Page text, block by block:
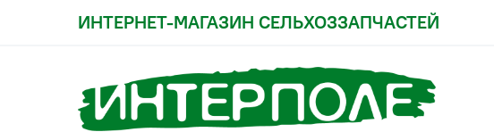
ИНТЕРНЕТ-МАГАЗИН СЕЛЬХОЗЗАПЧАСТЕЙ